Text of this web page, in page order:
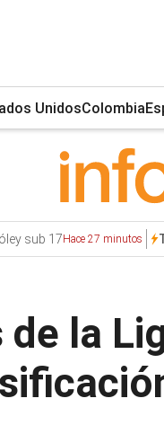
UnidosColombia
sub 17Hace 27 minutos
la